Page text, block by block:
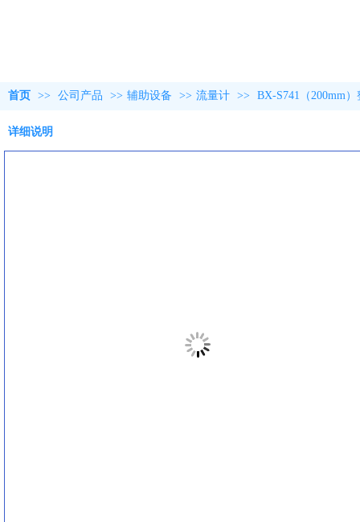
首页 >> 公司产品 >> 辅助设备 >> 流量计 >> BX-S741（200mm
详细说明